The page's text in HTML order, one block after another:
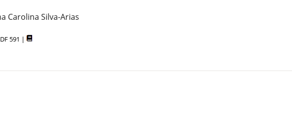
Carolina Silva-Arias
591 |